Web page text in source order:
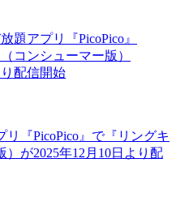
『PicoPico』で『リングキ
が2025年12月10日より配